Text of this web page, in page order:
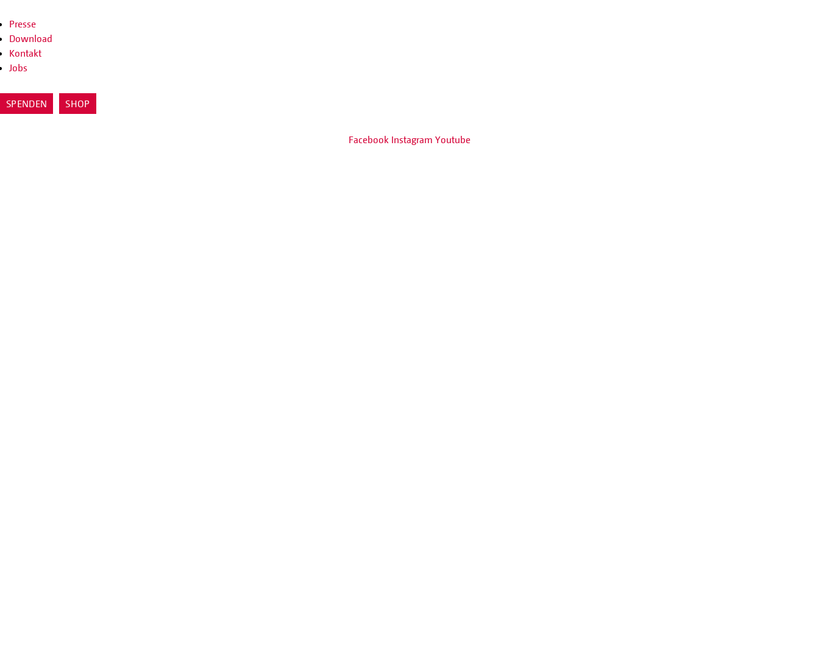
Presse
Download
Kontakt
Jobs
SPENDEN SHOP
Facebook Instagram Youtube